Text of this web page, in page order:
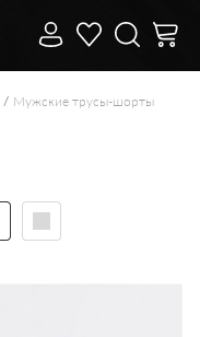
Мужские трусы-шорты